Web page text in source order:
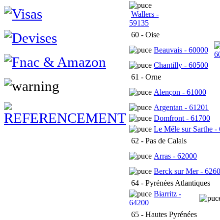
Wallers -
59135
60 - Oise
Beauvais - 60000
Chantilly - 60500
61 - Orne
Alençon - 61000
Argentan - 61201
Domfront - 61700
Le Mêle sur Sarthe -
62 - Pas de Calais
Arras - 62000
Berck sur Mer -
64 - Pyrénées Atlantiques
Biarritz -
64200
65 - Hautes Pyrénées